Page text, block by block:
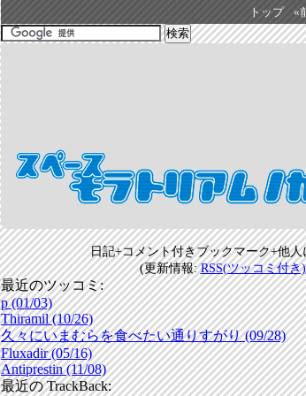
トップ «
日記+コメント付きブックマーク+他
(更新情報:RSS(ツッコミ付き)
最近のツッコミ:
p (01/03)
Thiramil (10/26)
久々にいまむらを食べたい通りすがり (09/28)
Fluxadir (05/16)
Antiprestin (11/08)
最近の TrackBack: